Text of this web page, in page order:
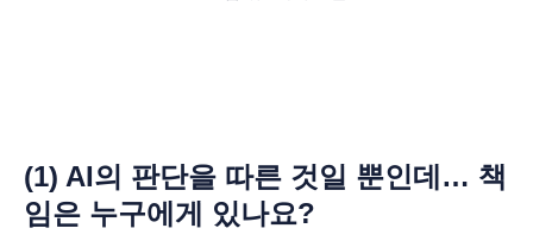
(1) AI의 판단을 따른 것일 뿐인데… 책
임은 누구에게 있나요?